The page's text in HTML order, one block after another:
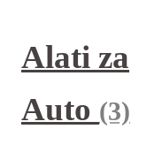
Alati za
Auto (3)